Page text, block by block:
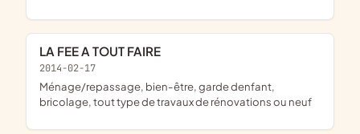
LA FEE A TOUT FAIRE
2014-02-17
ménage/repassage, bien-être, garde denfant,
bricolage, tout type de travaux de rénovations ou neuf